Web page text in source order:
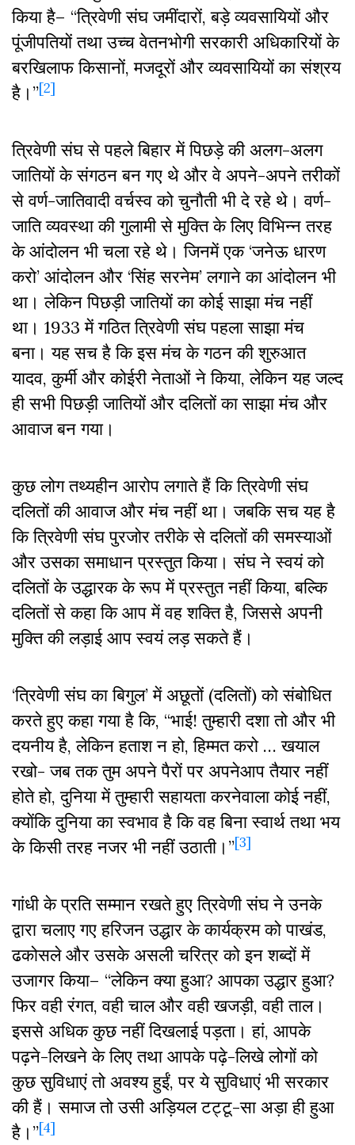
किया है– “त्रिवेणी संघ जमींदारों, बड़े व्यवसायियों और
पूंजीपतियों तथा उच्च वेतनभोगी सरकारी अधिकारियों के
बरखिलाफ किसानों, मजदूरों और व्यवसायियों का संश्रय
है।”[2]
त्रिवेणी संघ से पहले बिहार में पिछड़े की अलग-अलग
जातियों के संगठन बन गए थे और वे अपने-अपने तरीकों
से वर्ण-जातिवादी वर्चस्व को चुनौती भी दे रहे थे। वर्ण-
जाति व्यवस्था की गुलामी से मुक्ति के लिए विभिन्न तरह
के आंदोलन भी चला रहे थे। जिनमें एक ‘जनेऊ धारण
करो’ आंदोलन और ‘सिंह सरनेम’ लगाने का आंदोलन भी
था। लेकिन पिछड़ी जातियों का कोई साझा मंच नहीं
था। 1933 में गठित त्रिवेणी संघ पहला साझा मंच
बना। यह सच है कि इस मंच के गठन की शुरुआत
यादव, कुर्मी और कोईरी नेताओं ने किया, लेकिन यह जल्द
ही सभी पिछड़ी जातियों और दलितों का साझा मंच और
आवाज बन गया।
कुछ लोग तथ्यहीन आरोप लगाते हैं कि त्रिवेणी संघ
दलितों की आवाज और मंच नहीं था। जबकि सच यह है
कि त्रिवेणी संघ पुरजोर तरीके से दलितों की समस्याओं
और उसका समाधान प्रस्तुत किया। संघ ने स्वयं को
दलितों के उद्धारक के रूप में प्रस्तुत नहीं किया, बल्कि
दलितों से कहा कि आप में वह शक्ति है, जिससे अपनी
मुक्ति की लड़ाई आप स्वयं लड़ सकते हैं।
‘त्रिवेणी संघ का बिगुल’ में अछूतों (दलितों) को संबोधित
करते हुए कहा गया है कि, “भाई! तुम्हारी दशा तो और भी
दयनीय है, लेकिन हताश न हो, हिम्मत करो … खयाल
रखो- जब तक तुम अपने पैरों पर अपनेआप तैयार नहीं
होते हो, दुनिया में तुम्हारी सहायता करनेवाला कोई नहीं,
क्योंकि दुनिया का स्वभाव है कि वह बिना स्वार्थ तथा भय
के किसी तरह नजर भी नहीं उठाती।”[3]
गांधी के प्रति सम्मान रखते हुए त्रिवेणी संघ ने उनके
द्वारा चलाए गए हरिजन उद्धार के कार्यक्रम को पाखंड,
ढकोसले और उसके असली चरित्र को इन शब्दों में
उजागर किया– “लेकिन क्या हुआ? आपका उद्धार हुआ?
फिर वही रंगत, वही चाल और वही खजड़ी, वही ताल।
इससे अधिक कुछ नहीं दिखलाई पड़ता। हां, आपके
पढ़ने-लिखने के लिए तथा आपके पढ़े-लिखे लोगों को
कुछ सुविधाएं तो अवश्य हुईं, पर ये सुविधाएं भी सरकार
की हैं। समाज तो उसी अड़ियल टट्टू-सा अड़ा ही हुआ
है।”[4]